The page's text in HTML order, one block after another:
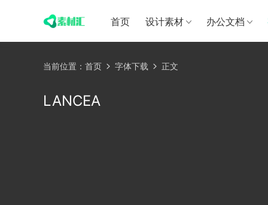
首页 设计素材 办公文档
当前位置： 首页 字体下载 正文
LANCEA